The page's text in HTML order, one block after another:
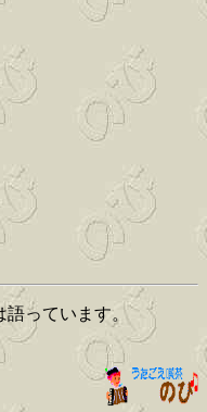
語っています。